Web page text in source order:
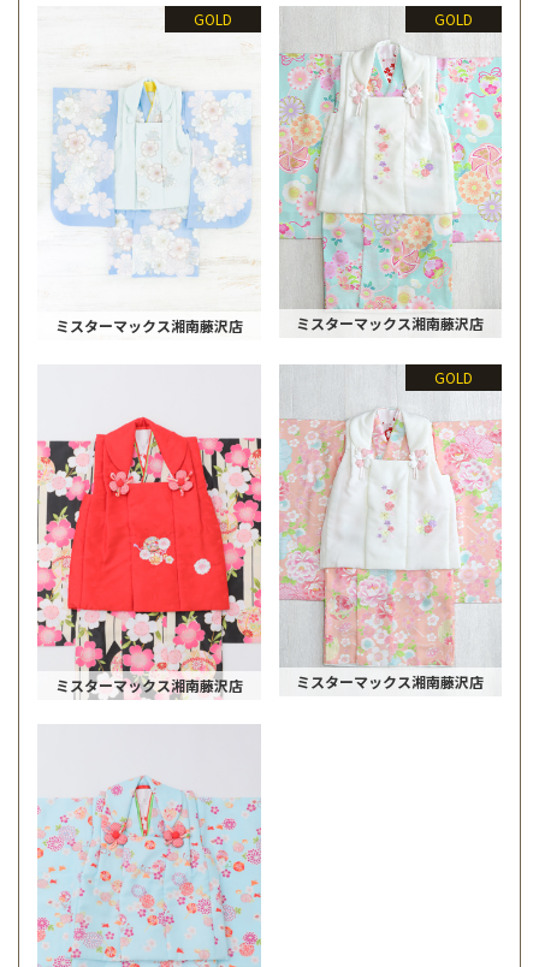
GOLD
ミスターマックス湘南藤沢店
GOLD
ミスターマックス湘南藤沢店
ミスターマックス湘南藤沢店
GOLD
ミスターマックス湘南藤沢店